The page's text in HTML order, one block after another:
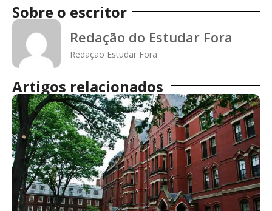
Sobre o escritor
Redação do Estudar Fora
Redação Estudar Fora
Artigos relacionados